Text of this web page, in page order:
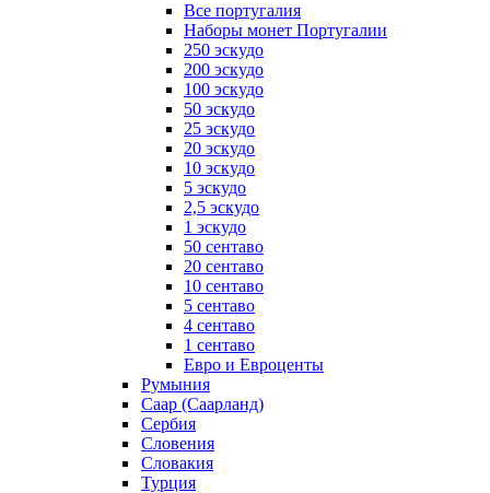
Все португалия
Наборы монет Португалии
250 эскудо
200 эскудо
100 эскудо
50 эскудо
25 эскудо
20 эскудо
10 эскудо
5 эскудо
2,5 эскудо
1 эскудо
50 сентаво
20 сентаво
10 сентаво
5 сентаво
4 сентаво
1 сентаво
Евро и Евроценты
Румыния
Саар (Саарланд)
Сербия
Словения
Словакия
Турция